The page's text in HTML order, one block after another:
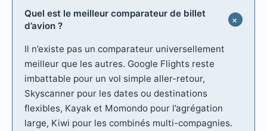
Quel est le meilleur comparateur de billet
d’avion ?
Il n’existe pas un comparateur universellement
meilleur que les autres. Google Flights reste
imbattable pour un vol simple aller-retour,
Skyscanner pour les dates ou destinations
flexibles, Kayak et Momondo pour l’agrégation
large, Kiwi pour les combinés multi-compagnies.